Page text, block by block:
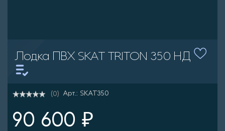
Лодка ПВХ SKAT TRITON 350 НД
(0) Арт.: SKAT350
90 600 ₽